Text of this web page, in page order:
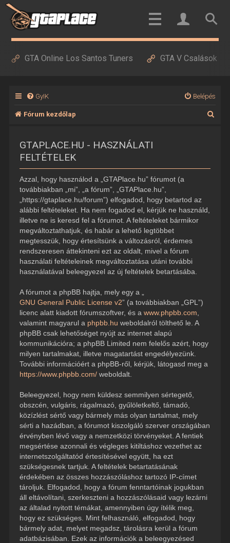
GTA Online Los Santos Tuners GTA V Csalások
GyIK Belépés
Fórum kezdőlap
GTAPLACE.HU - HASZNÁLATI
FELTÉTELEK
Azzal, hogy használod a „GTAPlace.hu” fórumot (a
továbbiakban „mi”, „a fórum”, „GTAPlace.hu”,
„https://gtaplace.hu/forum”) elfogadod, hogy betartod az
alábbi feltételeket. Ha nem fogadod el, kérjük ne használd,
illetve ne is keresd fel a fórumot. A feltételeket bármikor
megváltoztathatjuk, és habár a lehető legtöbbet
megtesszük, hogy értesítsünk a változásról, érdemes
rendszeresen áttekinteni ezt az oldalt, mivel a fórum
használati feltételeinek megváltoztatása utáni további
használatával beleegyezel az új feltételek betartásába.
A fórumot a phpBB hajtja, mely egy a „
GNU General Public License v2” (a továbbiakban „GPL”)
licenc alatt kiadott fórumszoftver, és a www.phpbb.com
valamint magyarul a phpbb.hu weboldalról tölthető le. A
phpBB csak lehetőséget nyújt az internet alapú
kommunikációra; a phpBB Limited nem felelős azért, hogy
milyen tartalmakat, illetve magatartást engedélyezünk.
További információért a phpBB-ről, kérjük, látogasd meg a
https://www.phpbb.com/weboldalt.
Beleegyezel, hogy nem küldesz semmilyen sértegető,
obszcén, vulgáris, rágalmazó, gyűlöletkeltő, támadó,
közízlést sértő vagy bármely más olyan tartalmat, mely
sérti a hazádban, a fórumot kiszolgáló szerver országában
érvényben lévő vagy a nemzetközi törvényeket. A fentiek
megsértése azonnali és végleges kitiltáshoz vezethet az
internetszolgáltatód értesítésével együtt, ha ezt
szükségesnek tartjuk. A feltételek betartatásának
érdekében az összes hozzászóláshoz tartozó IP-címet
tároljuk. Elfogadod, hogy a fórum fenntartóinak jogukban
áll eltávolítani, szerkeszteni a hozzászólásaid vagy lezárni
az általad nyitott témákat, amennyiben úgy ítélik meg,
hogy ez szükséges. Mint felhasználó, elfogadod, hogy
bármely adat, melyet megadsz, tárolásra kerül a fórum
adatbázisában. Ezek az információk a beleegyezésed